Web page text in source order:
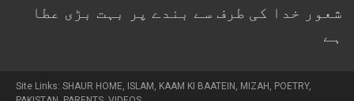
شعور خدا کی طرف سے بندے پر بہت بڑی عطا
ہے
Site Links: SHAUR HOME ISLAM KAAM KI BAATEIN MIZAH POETRY,